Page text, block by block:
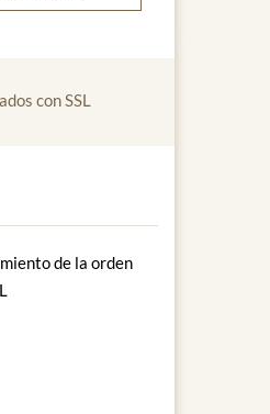
con SSL
de la orden